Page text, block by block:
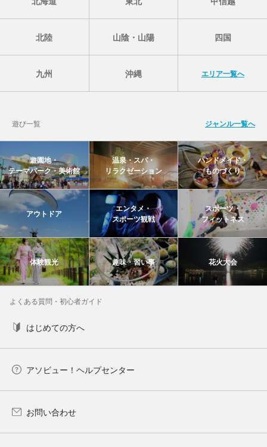
北陸 山陰・山陽 四国
九州 沖縄 エリア一覧へ
遊び一覧 ジャンル一覧へ
遊園地・
テーマパーク・美術館
温泉・スパ・
リラクゼーション
ハンドメイド・
ものづくり
アウトドア
エンタメ・
スポーツ観戦
スポーツ・
フィットネス
体験観光 趣味・習い事 花火大会
よくある質問・初心者ガイド
はじめての方へ
アソビュー！ヘルプセンター
お問い合わせ